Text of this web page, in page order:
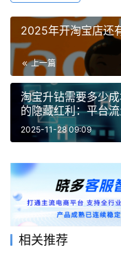
2025年开淘宝店还
上一篇
淘宝升钻需要多少
的隐藏红利：平台
指南
2025-11-28 09:09
相关推荐